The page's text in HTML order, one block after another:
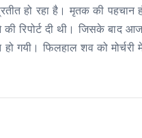
हो रहा है। मृतक की
रिपोर्ट दी थी। जिसके बाद
गयी। फिलहाल शव को